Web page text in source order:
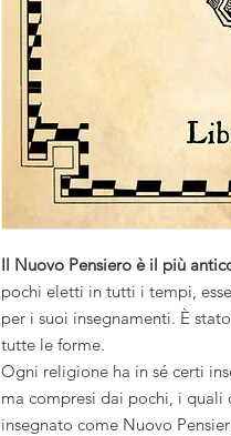
Il Nuovo Pensiero è il più
pochi eletti in tutti i tempi,
per i suoi insegnamenti. È
tutte le forme.
Ogni religione ha in sé certi
ma compresi dai pochi, i
insegnato come Nuovo